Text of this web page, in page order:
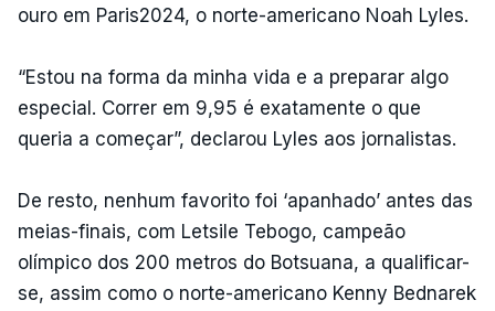
ouro em Paris2024, o norte-americano Noah Lyles.
“Estou na forma da minha vida e a preparar algo
especial. Correr em 9,95 é exatamente o que
queria a começar”, declarou Lyles aos jornalistas.
De resto, nenhum favorito foi ‘apanhado’ antes das
meias-finais, com Letsile Tebogo, campeão
olímpico dos 200 metros do Botsuana, a qualificar-
se, assim como o norte-americano Kenny Bednarek